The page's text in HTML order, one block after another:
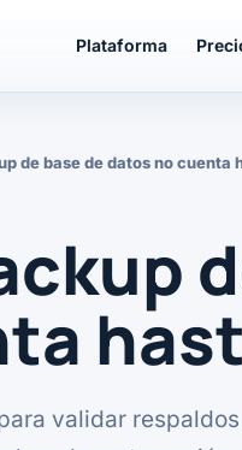
Plataforma
de base de datos no cuenta
validar